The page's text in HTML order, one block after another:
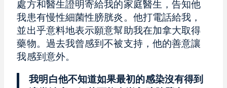
處方和醫生證明寄給我的家庭醫生，告知他
我患有慢性細菌性膀胱炎。他打電話給我，
並出乎意料地表示願意幫助我在加拿大取得
藥物。過去我曾感到不被支持，他的善意讓
我感到意外。
我明白他不知道如果最初的感染沒有得到